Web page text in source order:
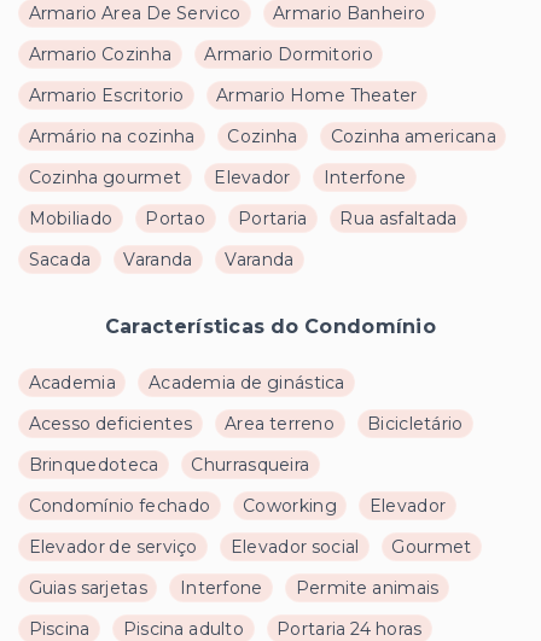
Armario Area De Servico
Armario Banheiro
Armario Cozinha
Armario Dormitorio
Armario Escritorio
Armario Home Theater
Armário na cozinha
Cozinha
Cozinha americana
Cozinha gourmet
Elevador
Interfone
Mobiliado
Portao Portaria
Rua asfaltada
Sacada
Varanda Varanda
Características do Condomínio
Academia
Academia de ginástica
Acesso deficientes
Area terreno
Bicicletário
Brinquedoteca
Churrasqueira
Condomínio fechado
Coworking
Elevador
Elevador de serviço
Elevador social
Gourmet
Guias sarjetas
Interfone
Permite animais
Piscina
Piscina adulto
Portaria 24 horas